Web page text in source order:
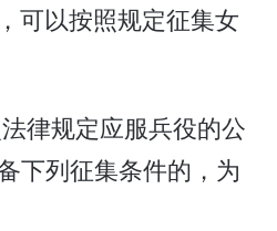
可以按照规定征集女
律规定应服兵役的公
下列征集条件的，为